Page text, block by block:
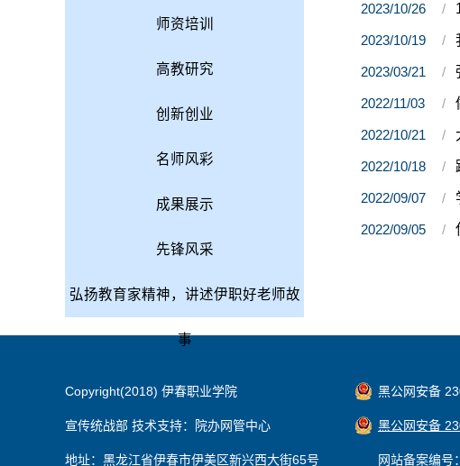
师资培训
高教研究
创新创业
名师风彩
成果展示
先锋风采
弘扬教育家精神，讲述伊职好老师故
事
2023/10/26
2023/10/19
2023/03/21
2022/11/03
2022/10/21
2022/10/18
2022/09/07
2022/09/05
Copyright(2018) 伊春职业学院
宣传统战部 技术支持：院办网管中心
地址：黑龙江省伊春市伊美区新兴西大街65号
黑公网安备
黑公网安备
网站备案编号